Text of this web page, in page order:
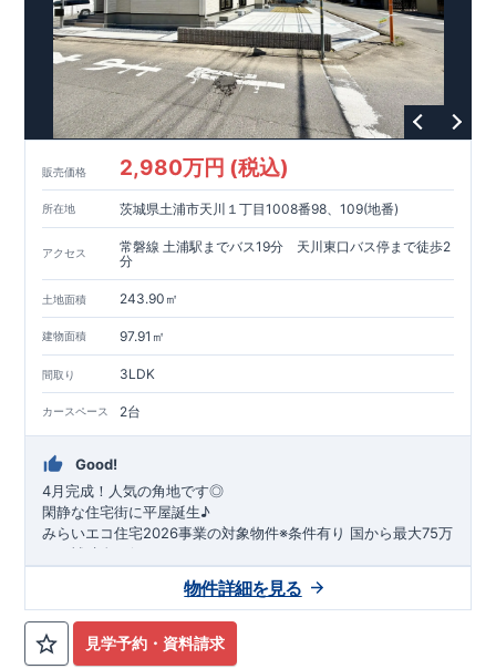
販売価格 2,980万円 (税込)
所在地 茨城県土浦市天川１丁目1008番98、109(地番)
アクセス
常磐線 土浦駅までバス19分 天川東口バス停まで徒歩2
分
土地面積 243.90㎡
建物面積 97.91㎡
間取り 3LDK
カースペース 2台
Good!
4月完成！人気の角地です◎
閑静な住宅街に平屋誕生♪
​みらいエコ住宅2026事業の対象物件※条件有り 国から最大75万
円の補助金が得られます！
数料が差し引かれます。
​・玄関から直接洗面所・浴室
きる動線の為、
外から帰ってきたお子様も
​・
キッチンには 食器洗い機完備
見学予約・資料請求
物件詳細を見る